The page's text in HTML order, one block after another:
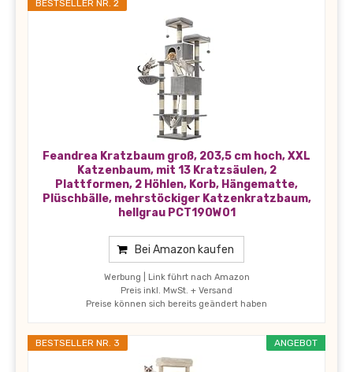
BESTSELLER NR. 2
Feandrea Kratzbaum groß, 203,5 cm hoch, XXL
Katzenbaum, mit 13 Kratzsäulen, 2
Plattformen, 2 Höhlen, Korb, Hängematte,
Plüschbälle, mehrstöckiger Katzenkratzbaum,
hellgrau PCT190W01
Bei Amazon kaufen
Werbung | Link führt nach Amazon
Preis inkl. MwSt. + Versand
Preise können sich bereits geändert haben
ANGEBOT
BESTSELLER NR. 3